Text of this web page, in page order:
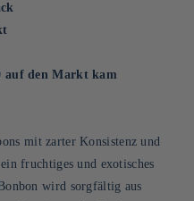
auf den Markt kam
mit zarter Konsistenz und
fruchtiges und exotisches
wird sorgfältig aus